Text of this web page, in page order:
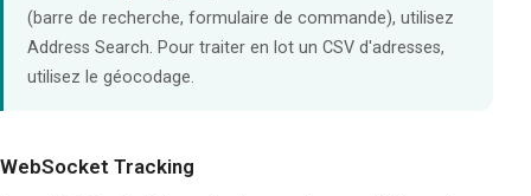
(barre de recherche, formulaire de commande), utilisez
Address Search. Pour traiter en lot un CSV d'adresses,
utilisez le géocodage.
WebSocket Tracking